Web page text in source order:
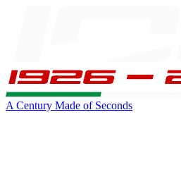
A Century Made of Seconds